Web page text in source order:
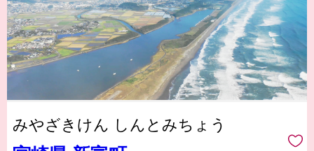
みやざきけん しんとみちょう